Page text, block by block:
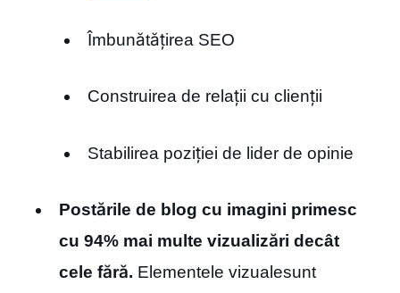
Îmbunătățirea SEO
Construirea de relații cu clienții
Stabilirea poziției de lider de opinie
Postările de blog cu imagini primesc
cu 94% mai multe vizualizări decât
cele fără. Elementele vizualesunt